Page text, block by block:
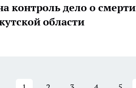
контроль дело о смерти
области